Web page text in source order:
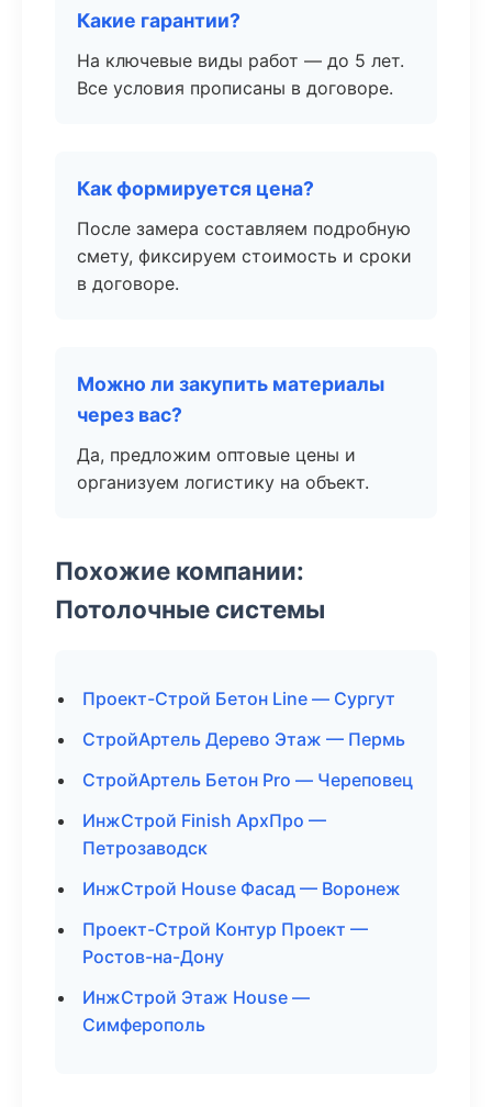
Какие гарантии?
На ключевые виды работ — до 5 лет.
Все условия прописаны в договоре.
Как формируется цена?
После замера составляем подробную
смету, фиксируем стоимость и сроки
в договоре.
Можно ли закупить материалы
через вас?
Да, предложим оптовые цены и
организуем логистику на объект.
Похожие компании:
Потолочные системы
Проект-Строй Бетон Line — Сургут
СтройАртель Дерево Этаж — Пермь
СтройАртель Бетон Pro — Череповец
ИнжСтрой Finish АрхПро —
Петрозаводск
ИнжСтрой House Фасад — Воронеж
Проект-Строй Контур Проект —
Ростов-на-Дону
ИнжСтрой Этаж House —
Симферополь